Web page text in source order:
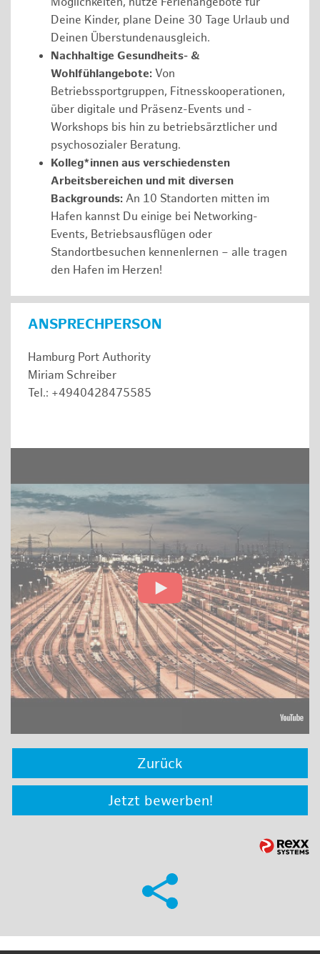
Deine Kinder, plane Deine 30 Tage Urlaub und
Deinen Überstundenausgleich.
Nachhaltige Gesundheits- &
Wohlfühlangebote: Von
Betriebssportgruppen, Fitnesskooperationen,
über digitale und Präsenz-Events und -
Workshops bis hin zu betriebsärztlicher und
psychosozialer Beratung.
Kolleg*innen aus verschiedensten
Arbeitsbereichen und mit diversen
Backgrounds: An 10 Standorten mitten im
Hafen kannst Du einige bei Networking-
Events, Betriebsausflügen oder
Standortbesuchen kennenlernen – alle tragen
den Hafen im Herzen!
ANSPRECHPERSON
Hamburg Port Authority
Miriam Schreiber
Tel.: +4940428475585
Zurück
Jetzt bewerben!